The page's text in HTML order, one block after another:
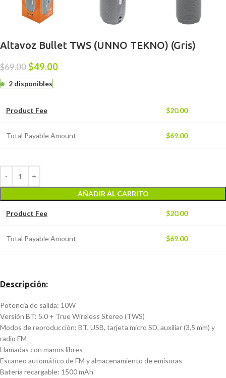
Altavoz Bullet TWS (UNNO TEKNO) (Gris)
$69.00 $49.00
2 disponibles
Product Fee $20.00
Total Payable Amount $69.00
AÑADIR AL CARRITO
Product Fee $20.00
Total Payable Amount $69.00
Descripción:
Potencia de salida: 10W
Versión BT: 5.0 + True Wireless Stereo (TWS)
Modos de reproducción: BT, USB, tarjeta micro SD, auxiliar (3,5 mm) y
radio FM
Llamadas con manos libres
Escaneo automático de FM y almacenamiento de emisoras
Batería recargable: 1500 mAh